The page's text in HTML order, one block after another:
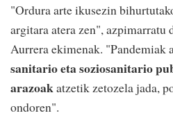
"Ordura arte ikusezin
argitara atera zen", azpimarratu
Aurrera ekimenak. "Pandemiak
sanitario eta soziosanitario
arazoakatzetik zetozela jada,
ondoren".